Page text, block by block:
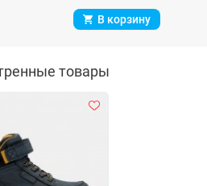
В корзину
товары